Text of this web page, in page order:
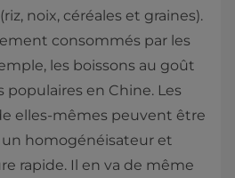
noix, céréales et graines).
consommés par les
les boissons au goût
populaires en Chine. Les
elles-mêmes peuvent être
un homogénéisateur et
rapide. Il en va de même